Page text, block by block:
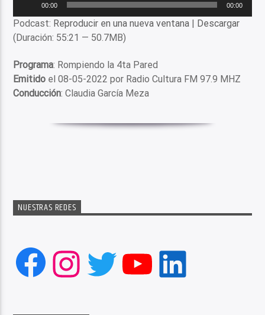
audio
00:00 00:00
Podcast: Reproducir en una nueva ventana | Descargar
(Duración: 55:21 — 50.7MB)
Programa: Rompiendo la 4ta Pared
Emitido el 08-05-2022 por Radio Cultura FM 97.9 MHZ
Conducción: Claudia García Meza
NUESTRAS REDES
Facebook
Instagram
Twitter
YouTube
LinkedIn